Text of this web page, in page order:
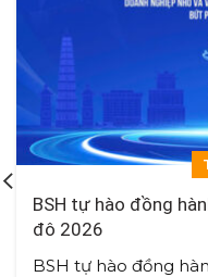
BSH tự hào đồng
đô 2026
BSH tự hào đồng